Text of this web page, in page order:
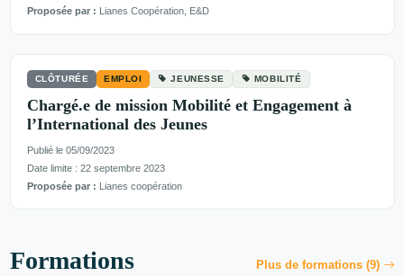
Proposée par : Lianes Coopération, E&D
CLÔTURÉE EMPLOI JEUNESSE MOBILITÉ
Chargé.e de mission Mobilité et Engagement à
l’International des Jeunes
Publié le 05/09/2023
Date limite : 22 septembre 2023
Proposée par : Lianes coopération
Formations Plus de formations (9)